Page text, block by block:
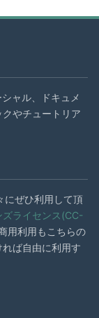
ャル、ドキュメ
やチュートリア
にぜひ利用して頂
ライセンス(CC-
用利用もこちらの
ば自由に利用す